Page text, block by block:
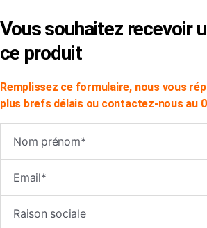
Vous souhaitez recevoir
ce produit
Remplissez ce formulaire, nous vous
plus brefs délais ou contactez-nous au